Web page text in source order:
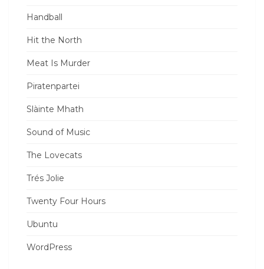
Handball
Hit the North
Meat Is Murder
Piratenpartei
Slàinte Mhath
Sound of Music
The Lovecats
Trés Jolie
Twenty Four Hours
Ubuntu
WordPress